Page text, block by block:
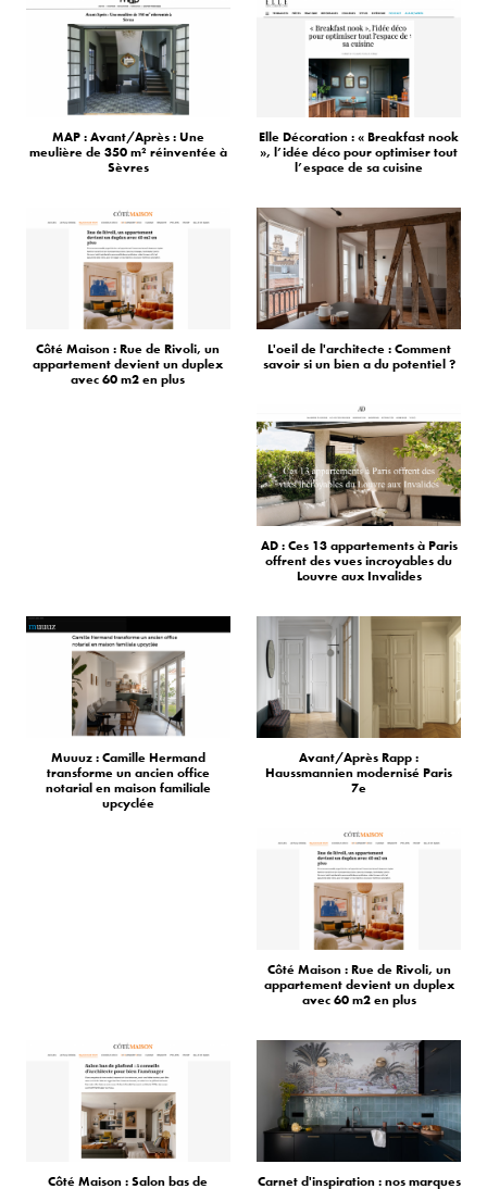
MAP : Avant/Après : Une
meulière de 350 m² réinventée à
Sèvres
Elle Décoration : « Breakfast nook
», l’idée déco pour optimiser tout
l’espace de sa cuisine
Côté Maison : Rue de Rivoli, un
appartement devient un duplex
avec 60 m2 en plus
L'oeil de l'architecte : Comment
savoir si un bien a du potentiel ?
AD : Ces 13 appartements à Paris
offrent des vues incroyables du
Louvre aux Invalides
Muuuz : Camille Hermand
transforme un ancien office
notarial en maison familiale
upcyclée
Avant/Après Rapp :
Haussmannien modernisé Paris
7e
Côté Maison : Rue de Rivoli, un
appartement devient un duplex
avec 60 m2 en plus
Côté Maison : Salon bas de
Carnet d'inspiration : nos marques